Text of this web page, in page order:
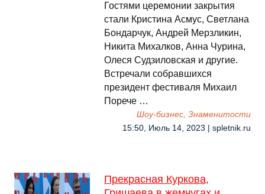
Гостями церемонии закрытия
стали Кристина Асмус, Светлана
Бондарчук, Андрей Мерзликин,
Никита Михалков, Анна Чурина,
Олеся Судзиловская и другие.
Встречали собравшихся
президент фестиваля Михаил
Порече …
Шоу-бизнес, Знаменитости
15:50, Июль 14, 2023 | spletnik.ru
Прекрасная Куркова,